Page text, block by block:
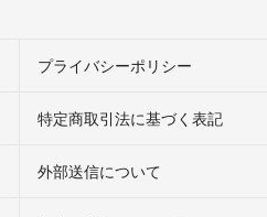
プライバシーポリシー
特定商取引法に基づく表記
外部送信について